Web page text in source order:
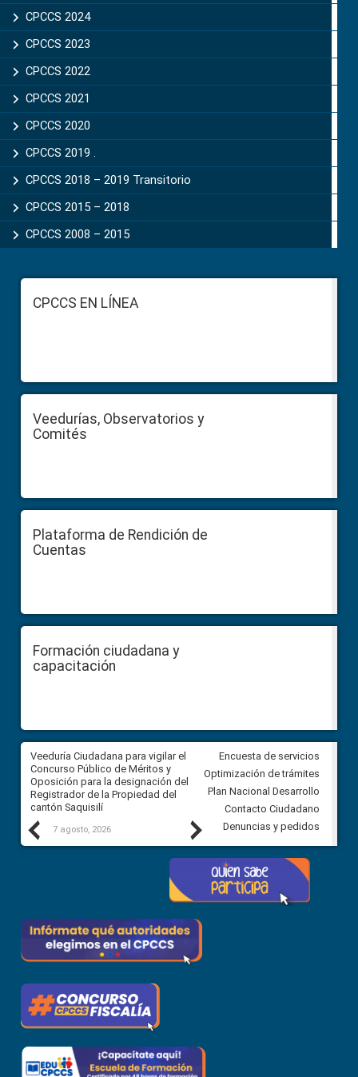
CPCCS 2024
CPCCS 2023
CPCCS 2022
CPCCS 2021
CPCCS 2020
CPCCS 2019 .
CPCCS 2018 – 2019 Transitorio
CPCCS 2015 – 2018
CPCCS 2008 – 2015
FooterCPCCS EN LÍNEA
Veedurías, Observatorios y
Comités
Plataforma de Rendición de
Cuentas
Formación ciudadana y
capacitación
Previous
Veeduría Ciudadana para vigilar el
Concurso Público de Méritos y
Oposición para la designación del
Registrador de la Propiedad del
cantón Saquisilí
7 agosto, 2026
Veeduría Ciudadana para
construcción del asfaltado de
diferentes barrios del sector
Ballenita del cantón Santa
7 agosto, 2026
Next
Encuesta de servicios
Optimización de trámites
Plan Nacional Desarrollo
Contacto Ciudadano
Denuncias y pedidos